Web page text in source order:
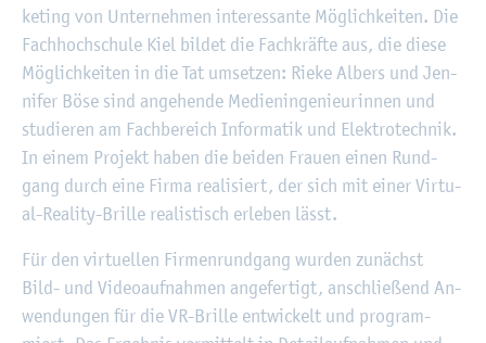
ke­ting von Un­ter­neh­men in­ter­es­san­te Mög­lich­kei­ten. Die
Fach­hoch­schu­le Kiel bil­det die Fach­kräf­te aus, die diese
Mög­lich­kei­ten in die Tat um­set­zen: Rieke Al­bers und Jen­
ni­fer Böse sind an­ge­hen­de Me­di­en­in­ge­nieu­rin­nen und
stu­die­ren am Fach­be­reich In­for­ma­tik und Elek­tro­tech­nik.
In einem Pro­jekt haben die bei­den Frau­en einen Rund­
gang durch eine Firma rea­li­siert, der sich mit einer Vir­tu­
al-Rea­li­ty-Bril­le rea­lis­tisch er­le­ben lässt.
Für den vir­tu­el­len Fir­men­rund­gang wur­den zu­nächst
Bild- und Vi­deo­auf­nah­men an­ge­fer­tigt, an­schlie­ßend An­
wen­dun­gen für die VR-Bril­le ent­wi­ckelt und pro­gram­